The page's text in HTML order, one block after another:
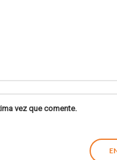
vez que comente.